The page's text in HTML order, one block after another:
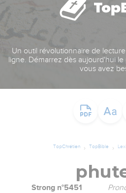
Un outil révolutionnaire de
ligne. Démarrez dès aujourd'hui
vous avez
TopChrétien TopBible
Strong n°5451